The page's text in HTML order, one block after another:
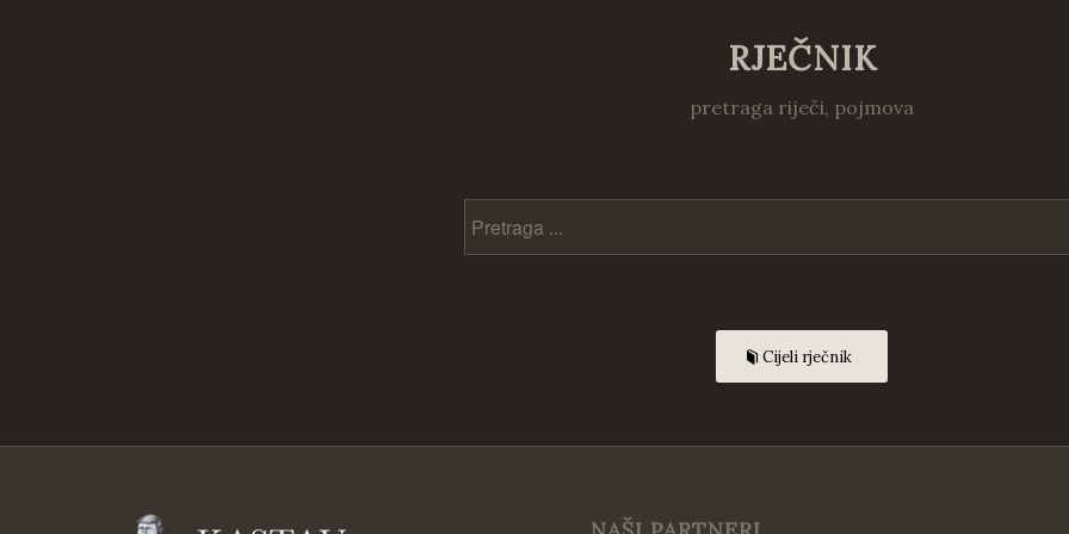
RJEČNIK
pretraga riječi, pojmova
Cijeli rječnik